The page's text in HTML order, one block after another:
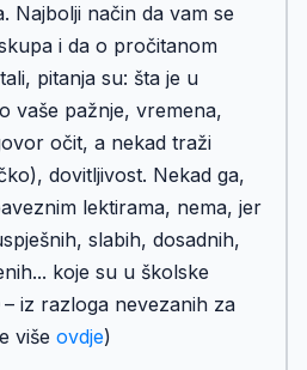
Najbolji način da vam se
i da o pročitanom
pitanja su: šta je u
vaše pažnje, vremena,
očit, a nekad traži
dovitljivost. Nekad ga,
lektirama, nema, jer
slabih, dosadnih,
koje su u školske
– iz razloga nevezanih za
više ovdje)